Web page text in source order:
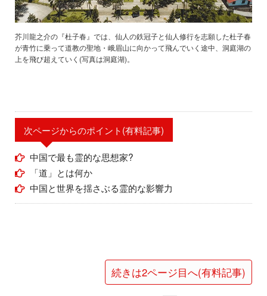
芥川龍之介の『杜子春』では、仙人の鉄冠子と仙人修行を志願した杜子春
が青竹に乗って道教の聖地・峨眉山に向かって飛んでいく途中、洞庭湖の
上を飛び超えていく(写真は洞庭湖)。
次ページからのポイント(有料記事)
中国で最も霊的な思想家?
「道」とは何か
中国と世界を揺さぶる霊的な影響力
続きは2ページ目へ(有料記事)